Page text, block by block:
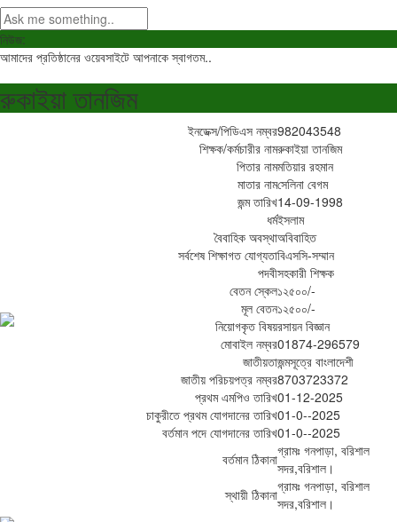
নিউজ:
আমাদের প্রতিষ্ঠানের ওয়েবসাইটে আপনাকে স্বাগতম..
রুকাইয়া তানজিম
ইনডেক্স/পিডিএস নম্বর982043548
শিক্ষক/কর্মচারীর নামরুকাইয়া তানজিম
পিতার নামমতিয়ার রহমান
মাতার নামসেলিনা বেগম
জন্ম তারিখ14-09-1998
ধর্মইসলাম
বৈবাহিক অবস্থাঅবিবাহিত
সর্বশেষ শিক্ষাগত যোগ্যতাবিএসসি-সম্মান
পদবীসহকারী শিক্ষক
বেতন স্কেল১২৫০০/-
মূল বেতন১২৫০০/-
নিয়োগকৃত বিষয়রসায়ন বিজ্ঞান
মোবাইল নম্বর01874-296579
জাতীয়তাজন্মসূত্রে বাংলাদেশী
জাতীয় পরিচয়পত্র নম্বর8703723372
প্রথম এমপিও তারিখ01-12-2025
চাকুরীতে প্রথম যোগদানের তারিখ01-0--2025
বর্তমান পদে যোগদানের তারিখ01-0--2025
বর্তমান ঠিকানাগ্রামঃ গনপাড়া, বরিশাল
সদর,বরিশাল।
স্থায়ী ঠিকানাগ্রামঃ গনপাড়া, বরিশাল
সদর,বরিশাল।